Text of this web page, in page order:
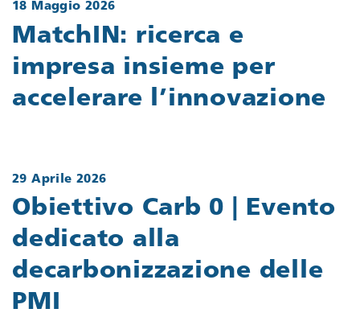
18 Maggio 2026
MatchIN: ricerca e
impresa insieme per
accelerare l’innovazione
29 Aprile 2026
Obiettivo Carb 0 | Evento
dedicato alla
decarbonizzazione delle
PMI